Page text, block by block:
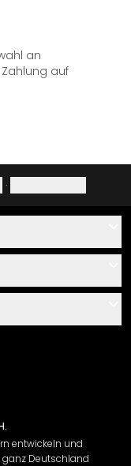
an
auf
·
entwickeln und
Deutschland